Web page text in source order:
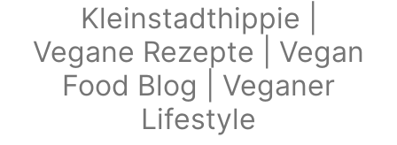
Kleinstadthippie |
Vegane Rezepte | Vegan
Food Blog | Veganer
Lifestyle